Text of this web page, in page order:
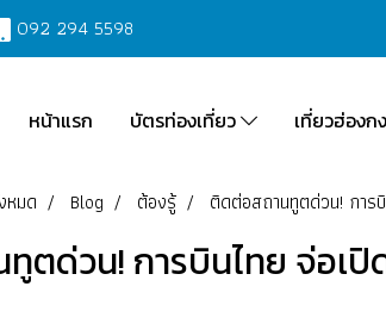
092 294 5598
หน้าแรก บัตรท่องเที่ยว เที่ยวฮ่องกง
หมด Blog ต้องรู้ ติดต่อสถานทูตด่วน! การ
ตด่วน! การบินไทย จ่อเ